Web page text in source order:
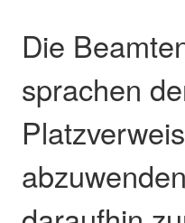
Die
sprachen